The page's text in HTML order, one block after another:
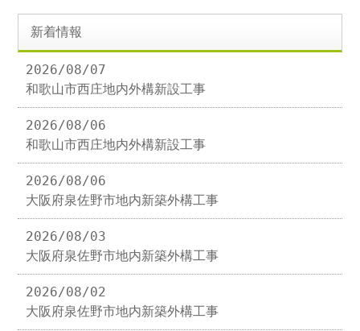
新着情報
2026/08/07
和歌山市西庄地内外構新設工事
2026/08/06
和歌山市西庄地内外構新設工事
2026/08/06
大阪府泉佐野市地内新築外構工事
2026/08/03
大阪府泉佐野市地内新築外構工事
2026/08/02
大阪府泉佐野市地内新築外構工事